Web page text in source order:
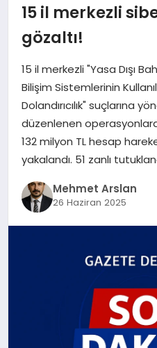
EKONOMI
MAGAZIN
SAĞLIK
EĞITIM
15 il merkezli
gözaltı!
15 il merkezli "Yasa Dışı
Bilişim Sistemlerinin
Dolandırıcılık" suçlarına
düzenlenen
132 milyon TL hesap
yakalandı. 51 zanlı
Mehmet Arslan
26 Haziran 2025